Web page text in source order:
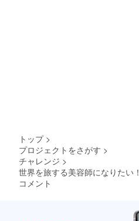
トップ >
プロジェクトをさがす >
チャレンジ >
世界を旅する美容師になりたい！
コメント